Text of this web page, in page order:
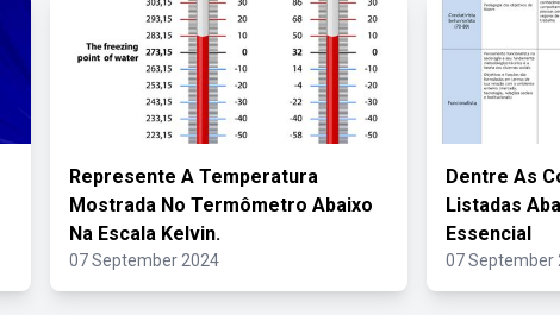
Represente A Temperatura
Mostrada No Termômetro Abaixo
Na Escala Kelvin.
07 September 2024
Dentre As
Listadas
Essencial
07 September